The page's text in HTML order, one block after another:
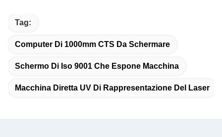
Tag:
Computer Di 1000mm CTS Da Schermare
Schermo Di Iso 9001 Che Espone Macchina
Macchina Diretta UV Di Rappresentazione Del Laser